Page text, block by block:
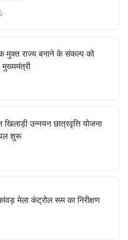
मुक्त राज्य बनाने के संकल्प को
मुख्यमंत्री
खिलाड़ी उन्नयन छात्रवृत्ति योजना
शुरू
मेला कंट्रोल रूम का निरीक्षण